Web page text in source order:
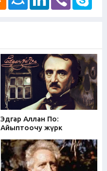
Эдгар Аллан По:
Айыптоочу жүрөк